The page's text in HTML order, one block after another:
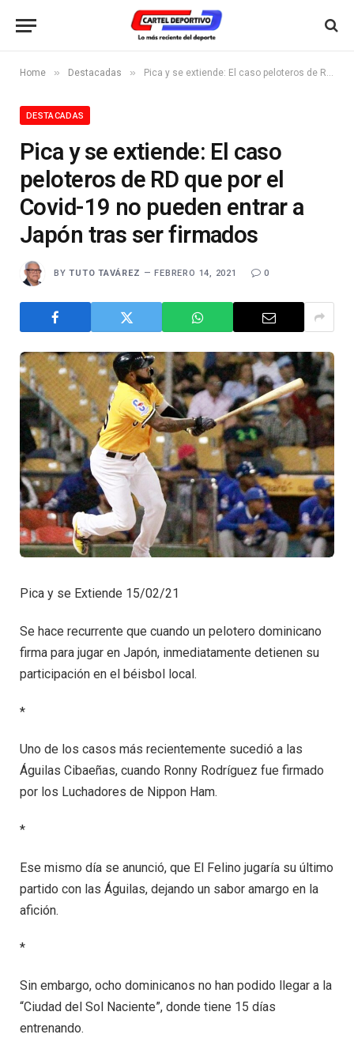
Home » Destacadas » Pica y se extiende: El caso peloteros de RD que por el Covid-19 no pueden entrar a Japón tras ser firmados
DESTACADAS
Pica y se extiende: El caso
peloteros de RD que por el
Covid-19 no pueden entrar a
Japón tras ser firmados
BY TUTO TAVÁREZ FEBRERO 14, 2021 0
Pica y se Extiende 15/02/21
Se hace recurrente que cuando un pelotero dominicano
firma para jugar en Japón, inmediatamente detienen su
participación en el béisbol local.
*
Uno de los casos más recientemente sucedió a las
Águilas Cibaeñas, cuando Ronny Rodríguez fue firmado
por los Luchadores de Nippon Ham.
*
Ese mismo día se anunció, que El Felino jugaría su último
partido con las Águilas, dejando un sabor amargo en la
afición.
*
Sin embargo, ocho dominicanos no han podido llegar a la
“Ciudad del Sol Naciente”, donde tiene 15 días
entrenando.